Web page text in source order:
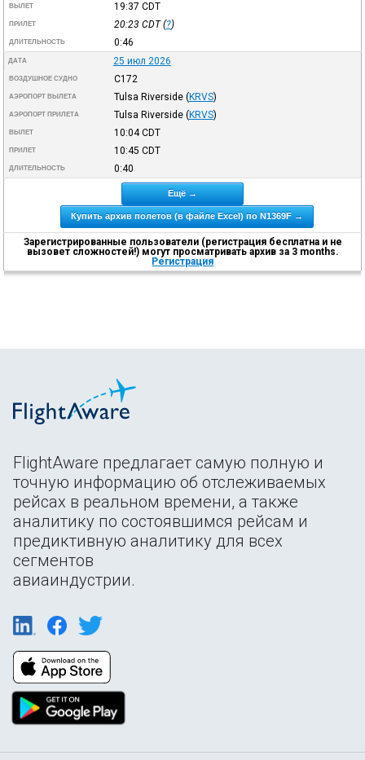
ВЫЛЕТ 19:37 CDT
ПРИЛЕТ 20:23 CDT(?)
ДЛИТЕЛЬНОСТЬ 0:46
ДАТА 25 июл 2026
ВОЗДУШНОЕ СУДНО C172
АЭРОПОРТ ВЫЛЕТА Tulsa Riverside (KRVS)
АЭРОПОРТ ПРИЛЕТА Tulsa Riverside (KRVS)
ВЫЛЕТ 10:04CDT
ПРИЛЕТ 10:45 CDT
ДЛИТЕЛЬНОСТЬ 0:40
Ещё →
Купить архив полетов (в файле Excel) по N1369F →
Зарегистрированные пользователи (регистрация бесплатна и не
вызовет сложностей!) могут просматривать архив за 3 months.
Регистрация
FlightAware предлагает самую полную и
точную информацию об отслеживаемых
рейсах в реальном времени, а также
аналитику по состоявшимся рейсам и
предиктивную аналитику для всех
сегментов
авиаиндустрии.